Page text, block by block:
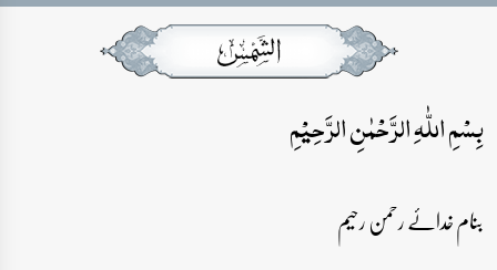
بِسۡمِ اللّٰہِ الرَّحۡمٰنِ الرَّحِیۡمِ
بنام خدائے رحمن رحیم